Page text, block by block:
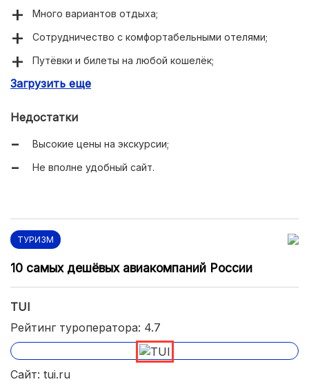
Много вариантов отдыха;
Сотрудничество с комфортабельными отелями;
Путёвки и билеты на любой кошелёк;
Все варианты времяпровождения (спорт, пляж,
Представительства в Белоруссии, Казахстане,
Загрузить еще
Недостатки
Высокие цены на экскурсии;
Не вполне удобный сайт.
ТУРИЗМ
10 самых дешёвых авиакомпаний России
TUI
Рейтинг туроператора: 4.7
Сайт: tui.ru